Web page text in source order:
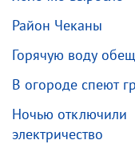
Район Чеканы
Горячую воду
В огороде спеют
Ночью отключили
электричество